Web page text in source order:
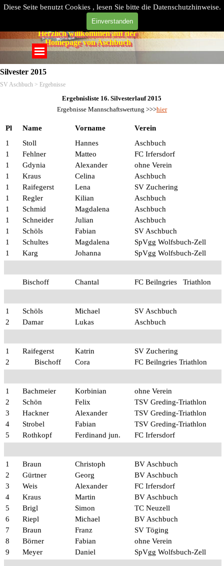
Diese Seite benutzt Cookies , lesen Sie bitte die Datenschutzhinweise.
Einverstanden
Direkt zum Seiteninhalt
Herzlich willkommen auf der
Homepage von Aschbuch
Menü überspringen
Silvester 2015
SV Aschbuch > Ergebnisse
Ergebnisliste 16. Silvesterlauf 2015
Ergebnisse Mannschaftswertung >>>hier
Pl Name Vorname
Verein
1
1
1
1
1
1
1
1
1
1
1
Stoll
Fehlner
Gdynia
Kraus
Raifegerst
Regler
Schmid
Schneider
Schöls
Schultes
Karg
Hannes
Matteo
Alexander
Celina
Lena
Kilian
Magdalena
Julian
Fabian
Magdalena
Johanna
Aschbuch
FC Irfersdorf
ohne Verein
Aschbuch
SV Zuchering
Aschbuch
Aschbuch
Aschbuch
SV Aschbuch
SpVgg Wolfsbuch-Zell
SpVgg Wolfsbuch-Zell
Bischoff Chantal FC Beilngries Triathlon
1
2
Schöls
Damar
Michael
Lukas
SV Aschbuch
Aschbuch
1
2
Raifegerst
Bischoff
Katrin
Cora
SV Zuchering
FC Beilngries Triathlon
1
2
3
4
5
Bachmeier
Schön
Hackner
Strobel
Rothkopf
Korbinian
Felix
Alexander
Fabian
Ferdinand jun.
ohne Verein
TSV Greding-Triathlon
TSV Greding-Triathlon
TSV Greding-Triathlon
FC Irfersdorf
1
2
3
4
5
6
7
8
9
Braun
Gürtner
Weis
Kraus
Brigl
Riepl
Braun
Börner
Meyer
Christoph
Georg
Alexander
Martin
Simon
Michael
Franz
Fabian
Daniel
BV Aschbuch
BV Aschbuch
FC Irfersdorf
BV Aschbuch
TC Neuzell
BV Aschbuch
SV Töging
ohne Verein
SpVgg Wolfsbuch-Zell